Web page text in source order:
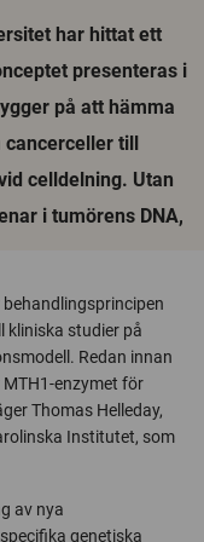
har hittat ett
presenteras i
på att hämma
cancerceller till
celldelning. Utan
i tumörens DNA,
kliniska studier på
Redan innan
enzymet för
Thomas Helleday,
Institutet, som
av nya
genetiska